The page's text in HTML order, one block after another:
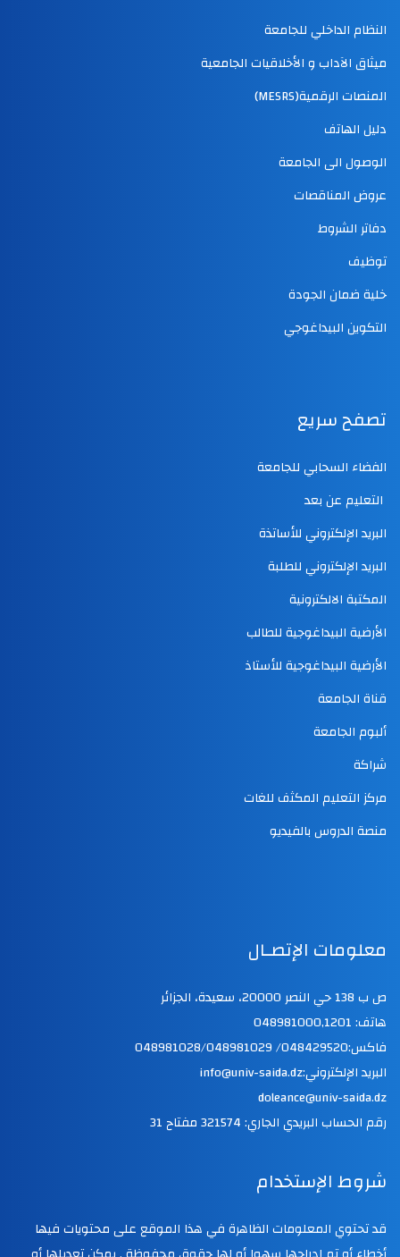
النظام الداخلي للجامعة
ميثاق الآداب و الأخلاقيات الجامعية
المنصات الرقمية(MESRS)
دليل الهاتف
الوصول الى الجامعة
عروض المناقصات
دفاتر الشروط
توظيف
خلية ضمان الجودة
التكوين البيداغوجي
تصفح سريع
الفضاء السحابي للجامعة
التعليم عن بعد
البريد الإلكتروني للأساتذة
البريد الإلكتروني للطلبة
المكتبة الالكترونية
الأرضية البيداغوجية للطالب
الأرضية البيداغوجية للأستاذ
قناة الجامعة
ألبوم الجامعة
شراكة
مركز التعليم المكثف للغات
منصة الدروس بالفيديو
معلومات الإتصـال
ص ب 138 حي النصر 20000، سعيدة، الجزائر
هاتف: 048981000,1201
فاكس:048429520/ 048981028/048981029
البريد الإلكتروني:info@univ-saida.dz
doleance@univ-saida.dz
رقم الحساب البريدي الجاري: 321574 مفتاح 31
شروط الإستخدام
قد تحتوي المعلومات الظاهرة في هذا الموقع على محتويات فيها